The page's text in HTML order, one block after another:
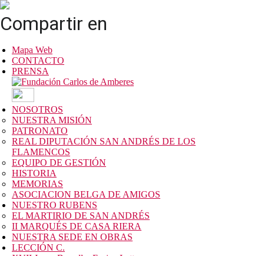
Compartir en
Mapa Web
CONTACTO
PRENSA
NOSOTROS
NUESTRA MISIÓN
PATRONATO
REAL DIPUTACIÓN SAN ANDRÉS DE LOS
FLAMENCOS
EQUIPO DE GESTIÓN
HISTORIA
MEMORIAS
ASOCIACION BELGA DE AMIGOS
NUESTRO RUBENS
EL MARTIRIO DE SAN ANDRÉS
II MARQUÉS DE CASA RIERA
NUESTRA SEDE EN OBRAS
LECCIÓN C.